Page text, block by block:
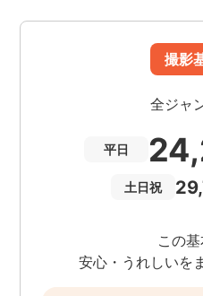
撮影
全ジャ
平日
土日祝
この
安心・うれしいを